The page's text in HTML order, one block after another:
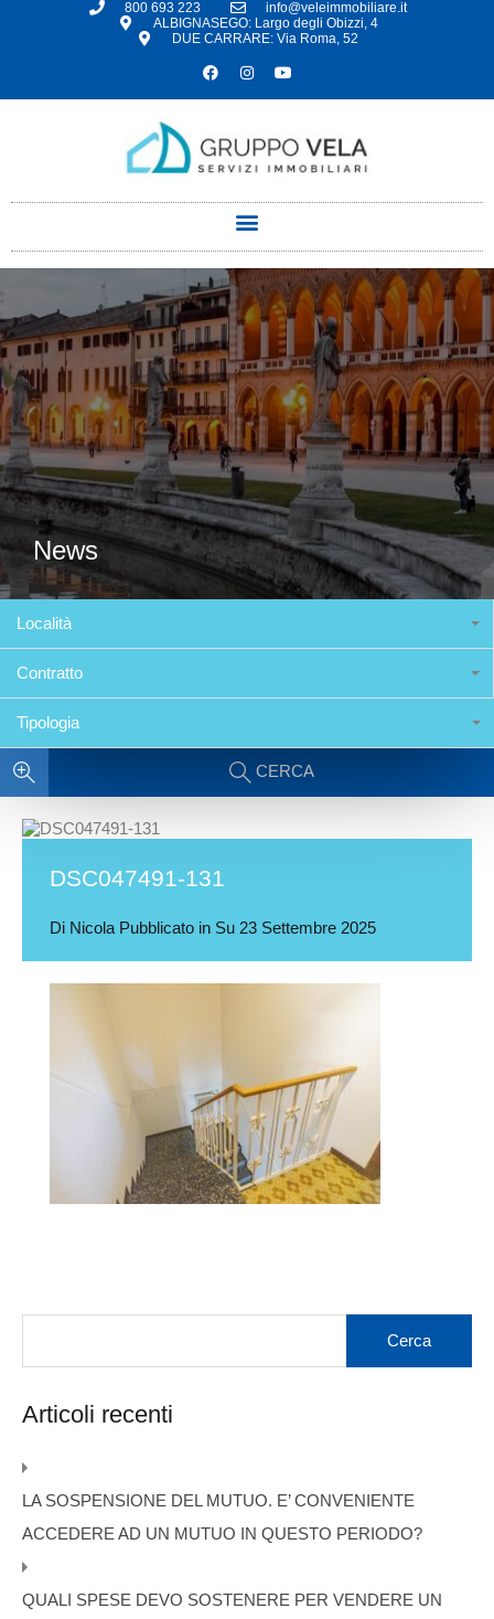
800 693 223
info@veleimmobiliare.it
ALBIGNASEGO: Largo degli Obizzi, 4
DUE CARRARE: Via Roma, 52
News
Località
Contratto
Tipologia
CERCA
DSC047491-131
Di Nicola Pubblicato in Su 23 Settembre 2025
Articoli recenti
LA SOSPENSIONE DEL MUTUO. E’ CONVENIENTE
ACCEDERE AD UN MUTUO IN QUESTO PERIODO?
QUALI SPESE DEVO SOSTENERE PER VENDERE UN